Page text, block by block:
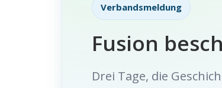
Verbandsmeldung
Fusion
Drei Tage, die